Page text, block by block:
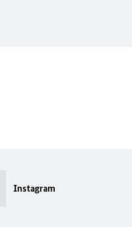
Instagram